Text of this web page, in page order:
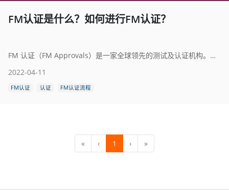
FM认证是什么？如何进行FM认证？
FM 认证（FM Approvals）是一家全球领先的测试及认证机构。旨在确保用于工商业设施的财产防损产品和服务能符合质量、技术和性能的最高标准。FM认证的证书在全球范围内被普遍承认， FM全球公司的保险客户倾向于使用通过了FM认证的产品来保护他们的财产。
2022-04-11
FM认证 认证 FM认证流程
« ‹ 1 › »